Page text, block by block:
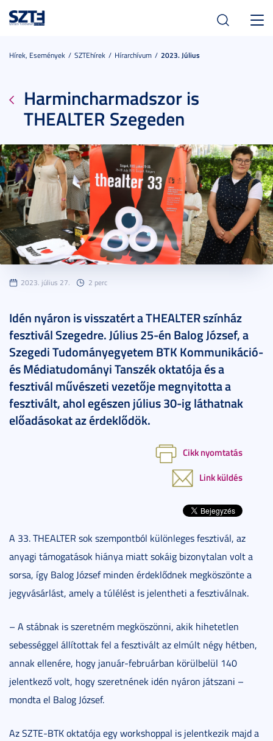
Hírek, Események SZTEhírek Hírarchívum 2023. Július
Harmincharmadszor is
THEALTER Szegeden
2023. július 27. 2 perc
Idén nyáron is visszatért a THEALTER színház
fesztivál Szegedre. Július 25-én Balog József, a
Szegedi Tudományegyetem BTK Kommunikáció-
és Médiatudományi Tanszék oktatója és a
fesztivál művészeti vezetője megnyitotta a
fesztivált, ahol egészen július 30-ig láthatnak
előadásokat az érdeklődök.
Cikk nyomtatás
Link küldés
A 33. THEALTER sok szempontból különleges fesztivál, az
anyagi támogatások hiánya miatt sokáig bizonytalan volt a
sorsa, így Balog József minden érdeklődnek megköszönte a
jegyvásárlást, amely a túlélést is jelentheti a fesztiválnak.
– A stábnak is szeretném megköszönni, akik hihetetlen
sebességgel állítottak fel a fesztivált az elmúlt négy hétben,
annak ellenére, hogy január-februárban körülbelül 140
jelentkező volt, hogy szeretnének idén nyáron játszani –
mondta el Balog József.
Az SZTE-BTK oktatója egy workshoppal is jelentkezik majd a